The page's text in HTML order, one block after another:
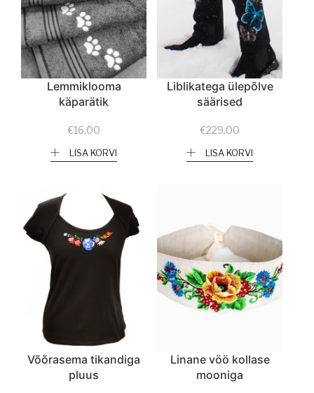
Lemmiklooma
käparätik
€16,00
LISA KORVI
Liblikatega ülepõlve
säärised
€229,00
LISA KORVI
Võõrasema tikandiga
pluus
Linane vöö kollase
mooniga